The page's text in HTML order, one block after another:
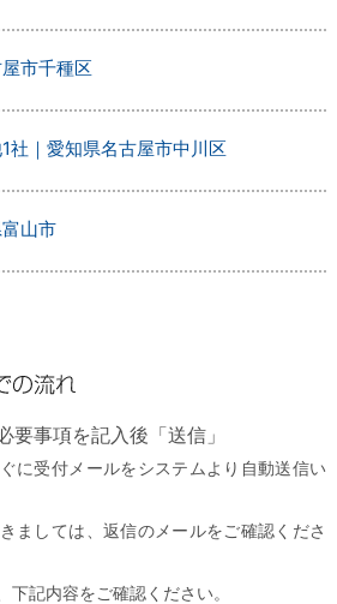
市千種区
社｜愛知県名古屋市中川区
山市
要事項を記入後「送信」
に受付メールをシステムより自動送信い
ましては、返信のメールをご確認くださ
下記内容をご確認ください。